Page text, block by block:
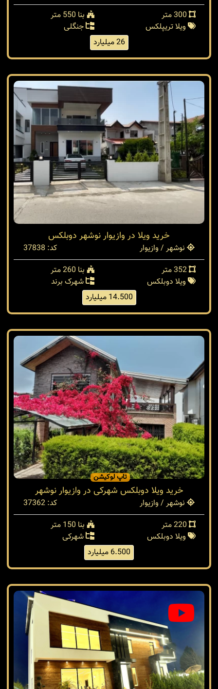
بنا 550 متر
ویلا تریپلکس
جنگلی
26 میلیارد
خرید ویلا در وازیوار نوشهر دوبلکس
نوشهر / وازیوار
کد: 37838
بنا 260 متر
ویلا دوبلکس
شهرک برند
14.500 میلیارد
تاپ لوکیشن
خرید ویلا دوبلکس شهرکی در وازیوار نوشهر
نوشهر / وازیوار
کد: 37362
بنا 150 متر
ویلا دوبلکس
شهرکی
6.500 میلیارد